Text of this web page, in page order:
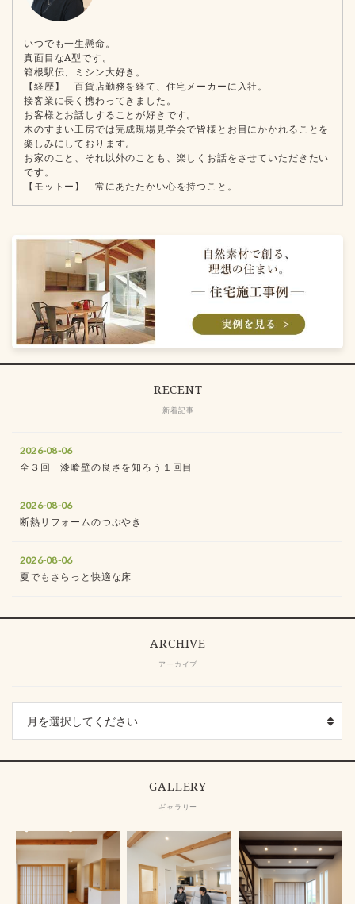
いつでも一生懸命。
真面目なA型です。
箱根駅伝、ミシン大好き。
【経歴】 百貨店勤務を経て、住宅メーカーに入社。
接客業に長く携わってきました。
お客様とお話しすることが好きです。
木のすまい工房では完成現場見学会で皆様とお目にかかれることを
楽しみにしております。
お家のこと、それ以外のことも、楽しくお話をさせていただきたい
です。
【モットー】 常にあたたかい心を持つこと。
RECENT
新着記事
2026-08-06
全３回 漆喰壁の良さを知ろう１回目
2026-08-06
断熱リフォームのつぶやき
2026-08-06
夏でもさらっと快適な床
ARCHIVE
アーカイブ
GALLERY
ギャラリー